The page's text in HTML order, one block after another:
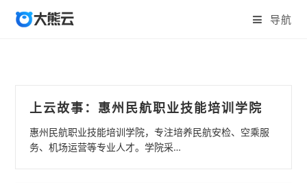
导航
上云故事：惠州民航职业技能培训学院
惠州民航职业技能培训学院，专注培养民航安检、空乘服
务、机场运营等专业人才。学院采…